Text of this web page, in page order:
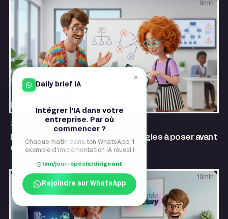
AI & Automatisation
21 juillet 2026
IA générative en entreprise : les règles à poser avant
d’automatiser
9 min
10 min
×
Daily brief IA
Intégrer l'IA dans votre
entreprise. Par où
commencer ?
Chaque matin dans ton WhatsApp, 1
exemple d'implémentation IA réussi !
1mn/jour · spécial dirigeant
Rejoindre sur WhatsApp